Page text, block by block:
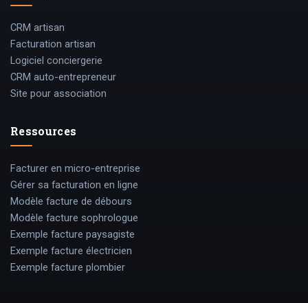
CRM artisan
Facturation artisan
Logiciel conciergerie
CRM auto-entrepreneur
Site pour association
Ressources
Facturer en micro-entreprise
Gérer sa facturation en ligne
Modèle facture de débours
Modèle facture sophrologue
Exemple facture paysagiste
Exemple facture électricien
Exemple facture plombier